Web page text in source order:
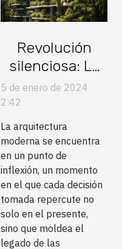
Revolución
silenciosa: La
apuesta por los
edificios verdes
5 de enero de 2024
2:42
La arquitectura
moderna se encuentra
en un punto de
inflexión, un momento
en el que cada decisión
tomada repercute no
solo en el presente,
sino que moldea el
legado de las